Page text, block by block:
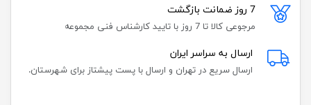
7 روز ضمانت بازگشت
مرجوعی کالا تا 7 روز با تایید کارشناس فنی مجموعه
ارسال به سراسر ایران
ارسال سریع در تهران و ارسال با پست پیشتاز برای شهرستان.